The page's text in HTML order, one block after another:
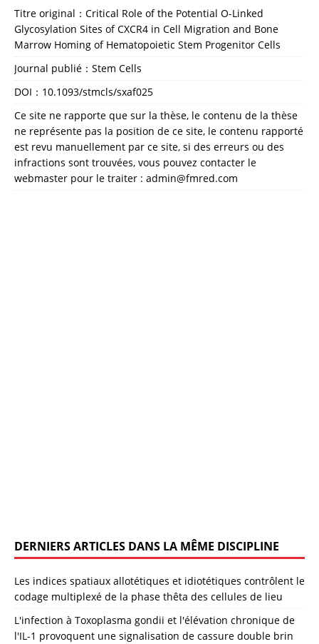
Titre original：Critical Role of the Potential O-Linked
Glycosylation Sites of CXCR4 in Cell Migration and Bone
Marrow Homing of Hematopoietic Stem Progenitor Cells
Journal publié：Stem Cells
DOI： 10.1093/stmcls/sxaf025
Ce site ne rapporte que sur la thèse, le contenu de la thèse
ne représente pas la position de ce site, le contenu rapporté
est revu manuellement par ce site, si des erreurs ou des
infractions sont trouvées, vous pouvez contacter le
webmaster pour le traiter : admin@fmred.com
DERNIERS ARTICLES DANS LA MÊME DISCIPLINE
Les indices spatiaux allotétiques et idiotétiques contrôlent le
codage multiplexé de la phase thêta des cellules de lieu
L'infection à Toxoplasma gondii et l'élévation chronique de
l'IL-1 provoquent une signalisation de cassure double brin